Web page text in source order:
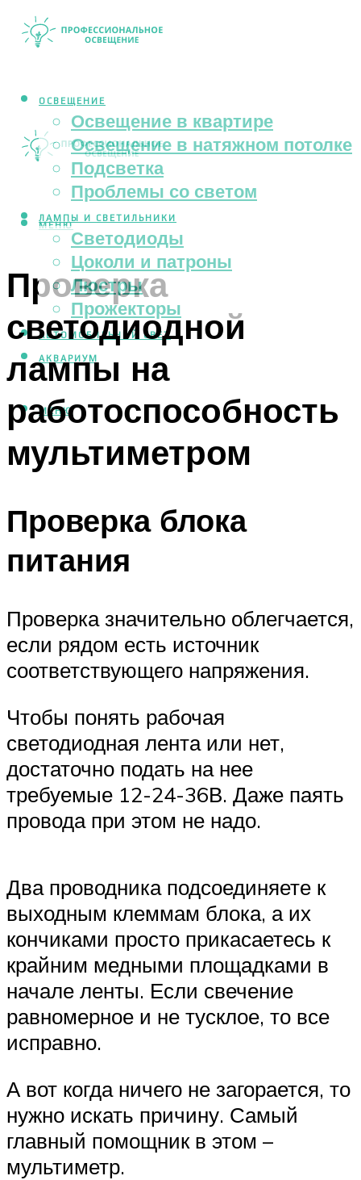
ОСВЕЩЕНИЕ
Освещение в квартире
Освещение в натяжном потолке
Подсветка
Проблемы со светом
ЛАМПЫ И СВЕТИЛЬНИКИ
Светодиоды
Цоколи и патроны
Люстры
Прожекторы
АВТОМОБИЛЬНЫЙ СВЕТ
АКВАРИУМ
МЕНЮ
МЕНЮ
Проверка
светодиодной
лампы на
работоспособность
мультиметром
Проверка блока
питания
Проверка значительно облегчается,
если рядом есть источник
соответствующего напряжения.
Чтобы понять рабочая
светодиодная лента или нет,
достаточно подать на нее
требуемые 12-24-36В. Даже паять
провода при этом не надо.
Два проводника подсоединяете к
выходным клеммам блока, а их
кончиками просто прикасаетесь к
крайним медными площадками в
начале ленты. Если свечение
равномерное и не тусклое, то все
исправно.
А вот когда ничего не загорается, то
нужно искать причину. Самый
главный помощник в этом –
мультиметр.